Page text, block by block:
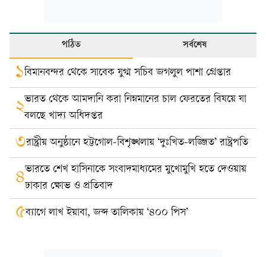
পঠিত সর্বশেষ
১বিমানবন্দর থেকে সাবেক যুগ্ম সচিব জগলুল পাশা গ্রেপ্তার
২ভারত থেকে আমদানি করা নিম্নমানের চাল ফেরতের বিষয়ে যা
বলছে খাদ্য অধিদপ্তর
৩রাষ্ট্রীয় অনুষ্ঠানে হট্টগোল-বিশৃঙ্খলায় ‘দুঃখিত-লজ্জিত’ রাষ্ট্রপতি
৪ভারতে শেখ হাসিনাকে সংবাদমাধ্যমের মুখোমুখি হতে দেওয়ায়
ঢাকার ক্ষোভ ও প্রতিবাদ
৫ব্যাগে লাখ ইয়াবা, জব্দ তালিকায় ‘৪০০ পিস’